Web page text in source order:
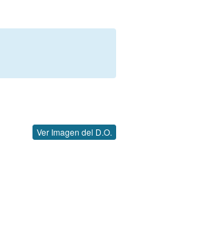
Ver Imagen del D.O.